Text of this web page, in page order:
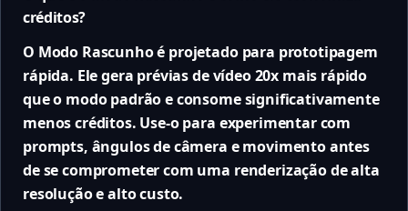
créditos?
O Modo Rascunho é projetado para prototipagem
rápida. Ele gera prévias de vídeo 20x mais rápido
que o modo padrão e consome significativamente
menos créditos. Use-o para experimentar com
prompts, ângulos de câmera e movimento antes
de se comprometer com uma renderização de alta
resolução e alto custo.